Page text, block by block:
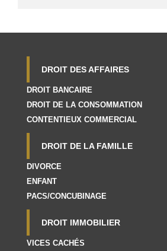
DROIT DES AFFAIRES
DROIT BANCAIRE
DROIT DE LA CONSOMMATION
CONTENTIEUX COMMERCIAL
DROIT DE LA FAMILLE
DIVORCE
ENFANT
PACS/CONCUBINAGE
DROIT IMMOBILIER
VICES CACHÉS